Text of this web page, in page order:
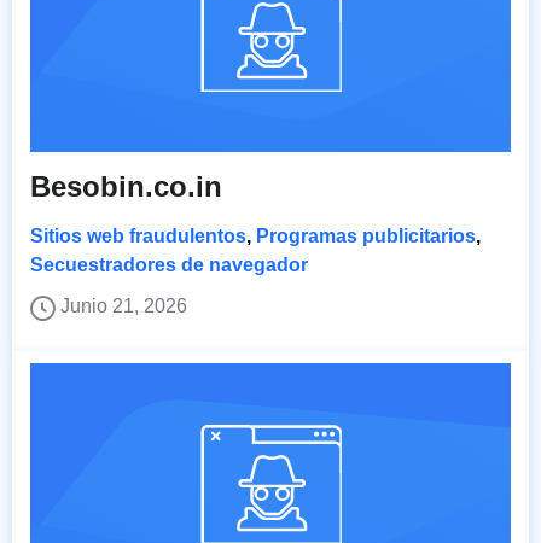
Besobin.co.in
Sitios web fraudulentos, Programas publicitarios,
Secuestradores de navegador
Junio 21, 2026